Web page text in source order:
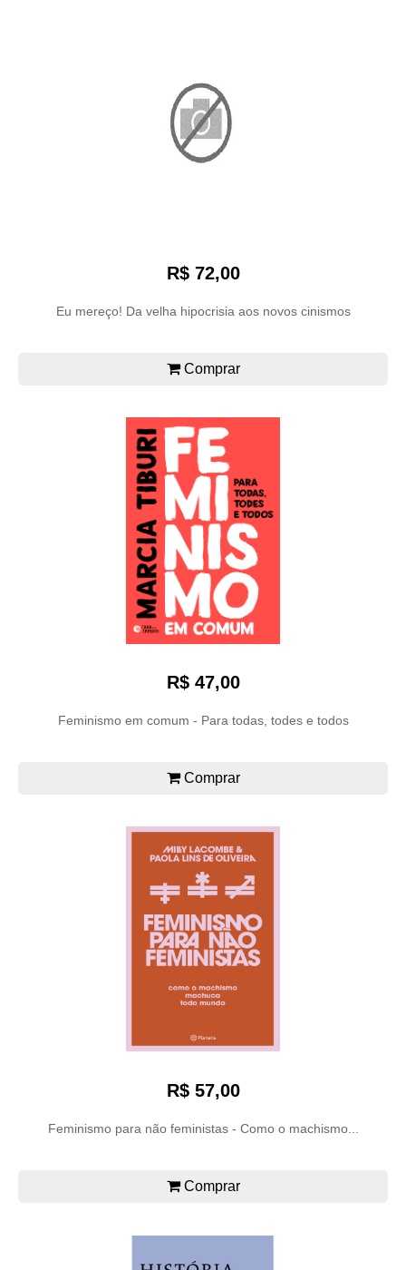
R$ 72,00
Eu mereço! Da velha hipocrisia aos novos cinismos
Comprar
R$ 47,00
Feminismo em comum - Para todas, todes e todos
Comprar
R$ 57,00
Feminismo para não feministas - Como o machismo...
Comprar